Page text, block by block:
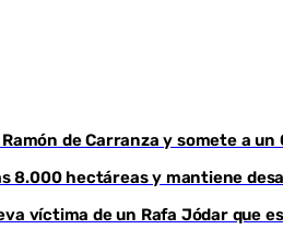
Ramón de Carranza y somete a
8.000 hectáreas y mantiene
víctima de un Rafa Jódar que